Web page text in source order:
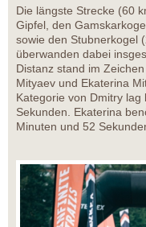
Die längste Strecke (60
Gipfel, den
sowie den Stubnerkogel
überwanden dabei
Distanz stand im
Mityaev und Ekaterina
Kategorie von Dmitry
Sekunden. Ekaterina
Minuten und 52